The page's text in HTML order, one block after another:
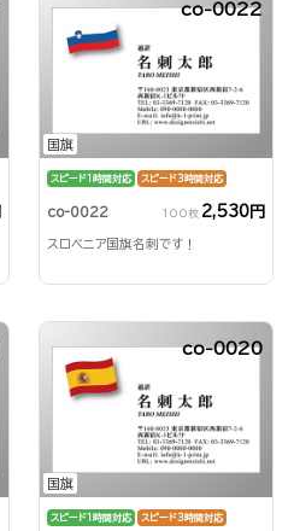
国旗
co-0022
スピード1時間対応 スピード3時間対応
co-0022 100枚 2,530円
スロベニア国旗名刺です！
国旗
co-0020
スピード1時間対応 スピード3時間対応